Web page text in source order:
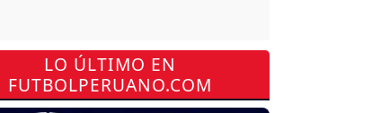
LO ÚLTIMO EN
FUTBOLPERUANO.COM